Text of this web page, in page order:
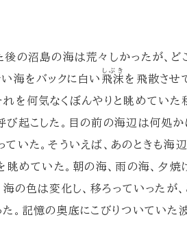
の沼島の海は荒々しかったが、ど
海をバックに白い 飛沫
しぶき
を飛散させ
れを何気なくぼんやりと眺めてい
び起こした。目の前の海辺は何処か
いた。そういえば、あのときも海
眺めていた。朝の海、雨の海、夕焼
海の色は変化し、移ろっていったが
。記憶の奥底にこびりついていた